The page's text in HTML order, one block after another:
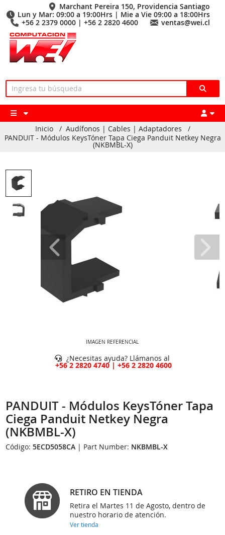
Marchant Pereira 150, Providencia Santiago
Lun y Mar: 09:00 a 19:00Hrs | Mie a Vie 09:00 a 18:00Hrs
+56 2 2379 0000 | +56 2 2820 4600
ventas@wei.cl
Inicio / Audífonos | Cables | Adaptadores
/
PANDUIT - Módulos KeysTóner Tapa Ciega Panduit Netkey Negra
(NKBMBL-X)
IMAGEN REFERENCIAL
¿Necesitas ayuda? Llámanos al
+56 2 2820 4740 | +56 2 2820 4600
PANDUIT - Módulos KeysTóner Tapa
Ciega Panduit Netkey Negra
(NKBMBL-X)
Código:5ECD5058CA | Part Number: NKBMBL-X
RETIRO EN TIENDA
Retira el Martes 11 de Agosto, dentro de
nuestro horario de atención.
Ver tienda